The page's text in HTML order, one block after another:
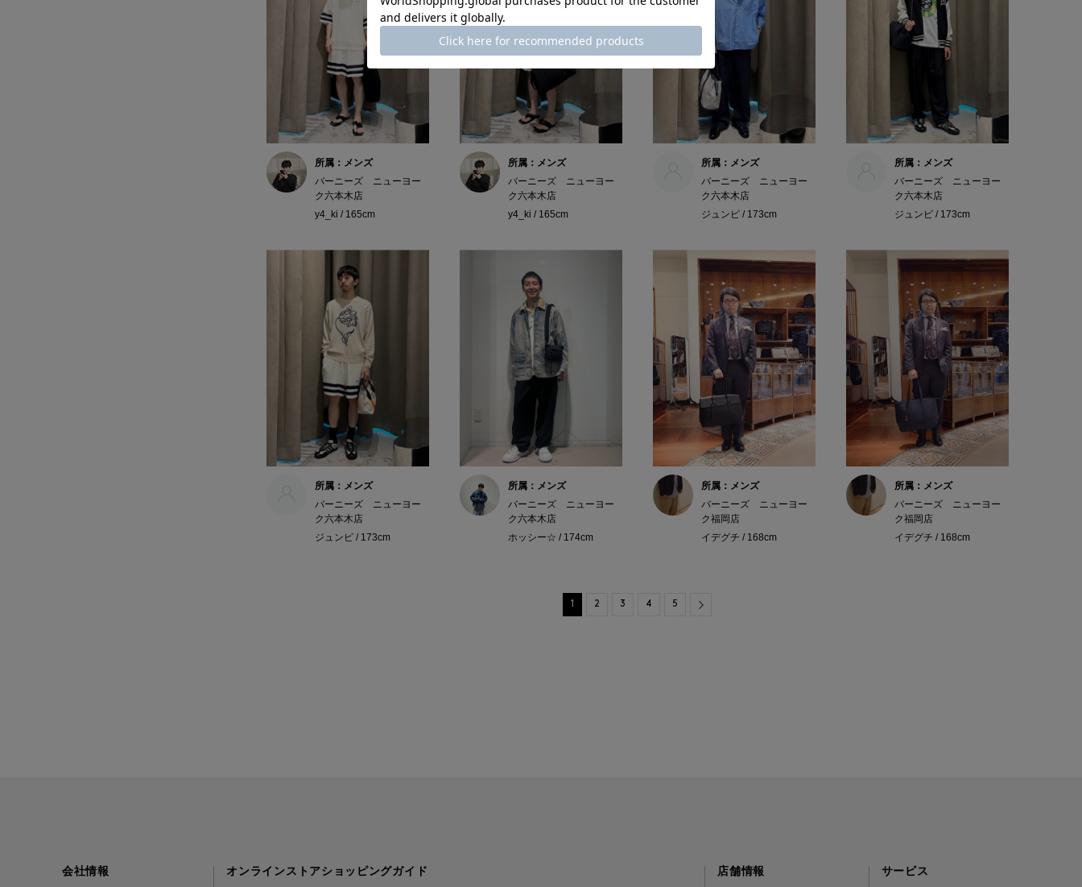
所属：メンズ
バーニーズ ニューヨー
ク六本木店
y4_ki / 165cm
所属：メンズ
バーニーズ ニューヨー
ク六本木店
y4_ki / 165cm
所属：メンズ
バーニーズ ニューヨー
ク六本木店
ジュンピ / 173cm
所属：メンズ
バーニーズ ニューヨー
ク六本木店
ジュンピ / 173cm
所属：メンズ
バーニーズ ニューヨー
ク六本木店
ジュンピ / 173cm
所属：メンズ
バーニーズ ニューヨー
ク六本木店
ホッシー☆ / 174cm
所属：メンズ
バーニーズ ニューヨー
ク福岡店
イデグチ / 168cm
所属：メンズ
バーニーズ ニューヨー
ク福岡店
イデグチ / 168cm
1 2 3 4 5
会社情報 オンラインストアショッピングガイド 店舗情報 サービス